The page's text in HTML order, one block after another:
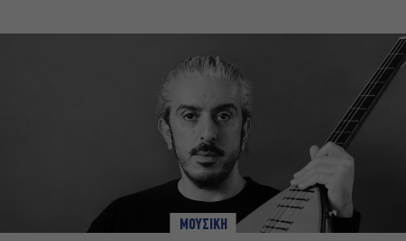
ΜΟΥΣΙΚΗ